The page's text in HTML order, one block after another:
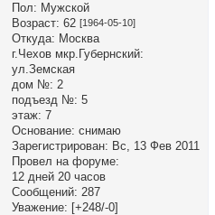
Пол: Мужской
Возраст: 62 [1964-05-10]
Откуда: Москва
г.Чехов мкр.Губернский:
ул.Земская
дом №: 2
подъезд №: 5
этаж: 7
Основание: снимаю
Зарегистрирован: Вс, 13 Фев 2011
Провел на форуме:
12 дней 20 часов
Сообщений: 287
Уважение: [+248/-0]